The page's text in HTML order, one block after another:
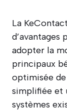
La
d’avantages
adopter la
principaux
optimisée
simplifiée et
systèmes